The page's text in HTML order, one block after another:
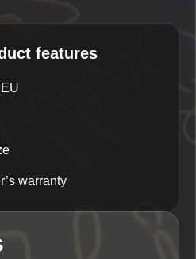
features
warranty